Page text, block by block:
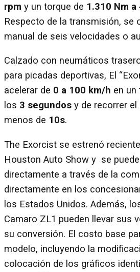
rpm y un torque de 1.310 Nm a
Respecto de la transmisión, se
manual de seis velocidades o
Calzado con neumáticos
para picadas deportivas, El
acelerar de 0 a 100 km/h en un
los 3 segundos y de recorrer el
menos de 10s.
The Exorcist se estrenó
Houston Auto Show y se
directamente a través de la
directamente en los
los Estados Unidos. Además,
Camaro ZL1 pueden llevar sus
su conversión. El costo base
modelo, incluyendo la
colocación de los gráficos